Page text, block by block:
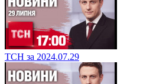
ТСН за 2024.07.29